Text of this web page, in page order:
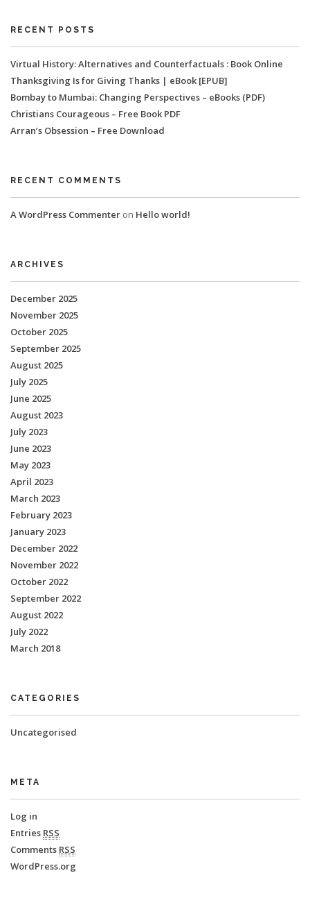
RECENT POSTS
Virtual History: Alternatives and Counterfactuals : Book Online
Thanksgiving Is for Giving Thanks | eBook [EPUB]
Bombay to Mumbai: Changing Perspectives – eBooks (PDF)
Christians Courageous – Free Book PDF
Arran’s Obsession – Free Download
RECENT COMMENTS
A WordPress Commenter on Hello world!
ARCHIVES
December 2025
November 2025
October 2025
September 2025
August 2025
July 2025
June 2025
August 2023
July 2023
June 2023
May 2023
April 2023
March 2023
February 2023
January 2023
December 2022
November 2022
October 2022
September 2022
August 2022
July 2022
March 2018
CATEGORIES
Uncategorised
META
Log in
Entries RSS
Comments RSS
WordPress.org